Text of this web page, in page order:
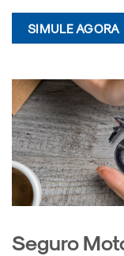
SIMULE AGORA
Seguro